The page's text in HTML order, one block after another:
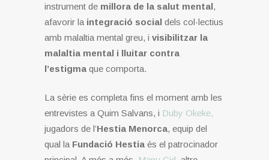
instrument de millora de la salut mental,
afavorir la integració social dels col·lectius
amb malaltia mental greu, i visibilitzar la
malaltia mental i lluitar contra
l’estigma que comporta.
La sèrie es completa fins el moment amb les
entrevistes a Quim Salvans, i Duby Okeke,
jugadors de l’Hestia Menorca, equip del
qual la Fundació Hestia és el patrocinador